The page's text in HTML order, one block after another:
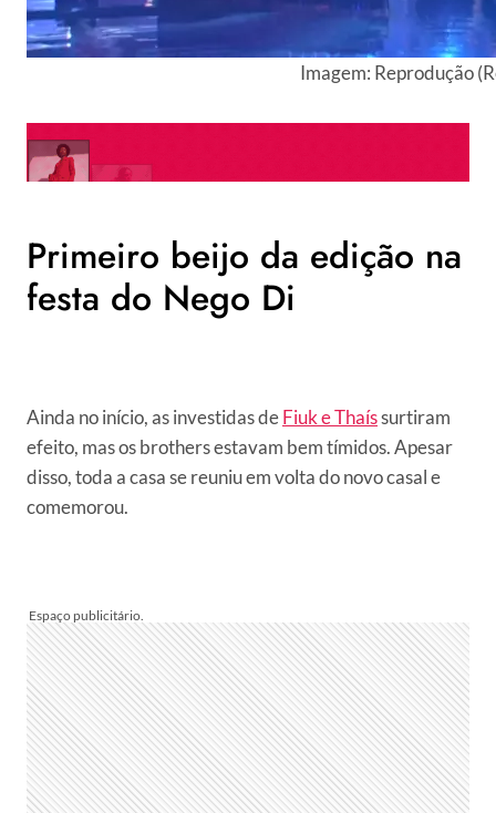
Imagem: Reprodução
Primeiro beijo da edição na
festa do Nego Di
Ainda no início, as investidas deFiuk e Thaíssurtiram
efeito, mas os brothers estavam bem tímidos. Apesar
disso, toda a casa se reuniu em volta do novo casal e
comemorou.